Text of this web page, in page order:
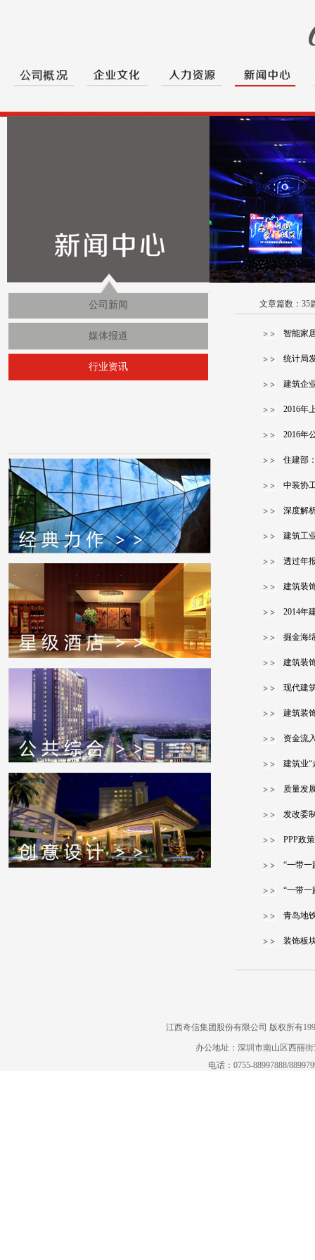
公司新闻
媒体报道
行业资讯
文章篇数： 35
智能家
统计局
建筑企
2016年
2016年
住建部
中装协
深度解
建筑工
透过年
建筑装
2014年
掘金海
建筑装
现代建
建筑装
资金流
建筑业
质量发
发改委
PPP政
“一带
“一带
青岛地
装饰板
江西奇信集团股份有限公司 版权所有
办公地址：深圳市南山区西丽
电话：0755-88997888/